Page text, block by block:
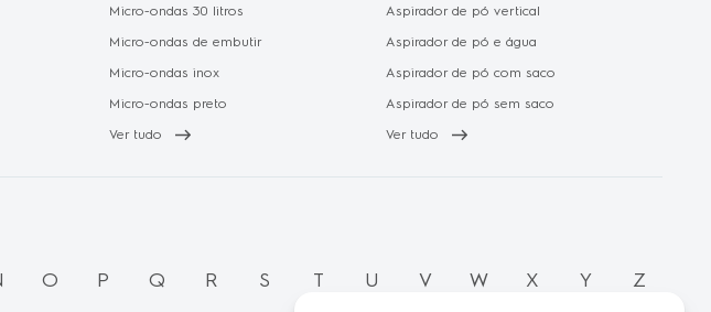
Micro-ondas 30 litros
Micro-ondas de embutir
Micro-ondas inox
Micro-ondas preto
Ver tudo
Aspirador de pó vertical
Aspirador de pó e água
Aspirador de pó com saco
Aspirador de pó sem saco
Ver tudo
O P Q R S T U V W X Y Z